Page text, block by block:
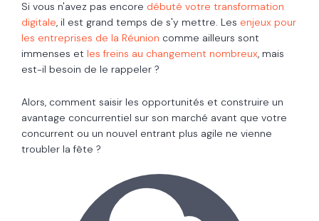
Si vous n'avez pas encore débuté votre transformation
digitale, il est grand temps de s'y mettre. Les enjeux pour
les entreprises de la Réunion comme ailleurs sont
immenses et les freins au changement nombreux, mais
est-il besoin de le rappeler ?
Alors, comment saisir les opportunités et construire un
avantage concurrentiel sur son marché avant que votre
concurrent ou un nouvel entrant plus agile ne vienne
troubler la fête ?